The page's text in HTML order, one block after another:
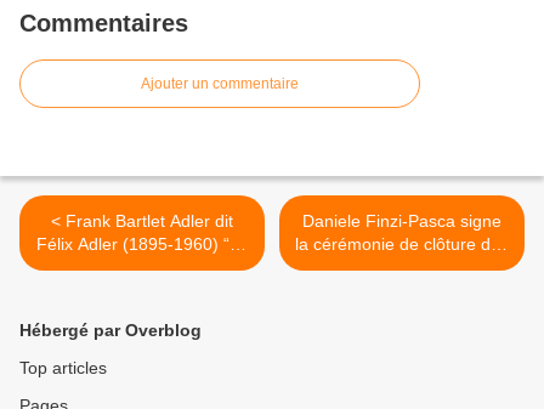
Commentaires
Ajouter un commentaire
< Frank Bartlet Adler dit
Félix Adler (1895-1960) “Le
clown de la Maison
Daniele Finzi-Pasca signe
la cérémonie de clôture des
J.O. de Sotchi >
Hébergé par Overblog
Top articles